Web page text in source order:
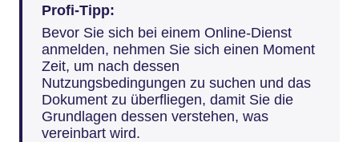
Profi-Tipp:
Bevor Sie sich bei einem Online-Dienst
anmelden, nehmen Sie sich einen Moment
Zeit, um nach dessen
Nutzungsbedingungen zu suchen und das
Dokument zu überfliegen, damit Sie die
Grundlagen dessen verstehen, was
vereinbart wird.